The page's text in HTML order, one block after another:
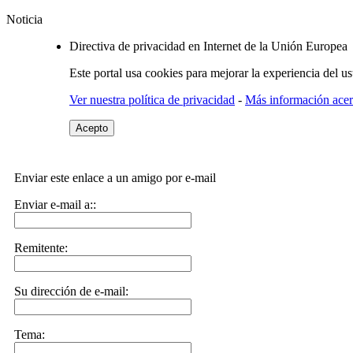
Noticia
Directiva de privacidad en Internet de la Unión Europea
Este portal usa cookies para mejorar la experiencia del
Ver nuestra política de privacidad - Más información
Acepto
Enviar este enlace a un amigo por e-mail
Enviar e-mail a::
Remitente:
Su dirección de e-mail:
Tema: